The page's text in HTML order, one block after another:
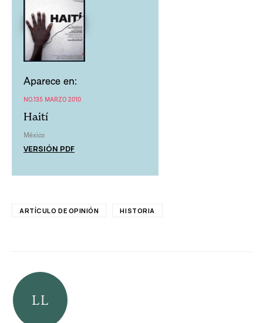
Aparece en:
NO.135 MARZO 2010
Haití
México
VERSIÓN PDF
ARTÍCULO DE OPINIÓN HISTORIA